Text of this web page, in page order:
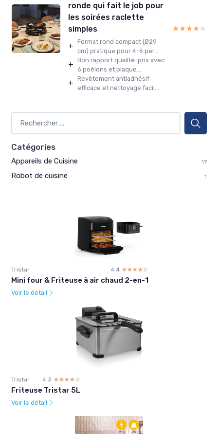
ronde qui fait le job pour
les soirées raclette
simples
+ Format rond compact (Ø29
cm) pratique pour 4-6 per...
+ Bon rapport qualité-prix avec
6 poêlons et plaque...
+ Revêtement antiadhésif
efficace et nettoyage facil...
★★★★★
★★★★★
Catégories
Appareils de Cuisine 17
Robot de cuisine 1
Tristar 4.4 ☆☆☆☆☆
★★★★★
Mini four & Friteuse à air chaud 2-en-1
Voir le détail
Tristar 4.3 ☆☆☆☆☆
★★★★★
Friteuse Tristar 5L
Voir le détail